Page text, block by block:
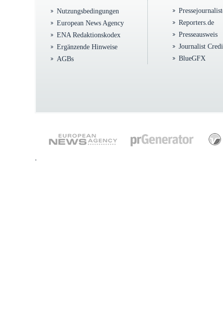
Nutzungsbedingungen
European News Agency
ENA Redaktionskodex
Ergänzende Hinweise
AGBs
Reporters.de
Presseausweis
Journalist
BlueGFX
.